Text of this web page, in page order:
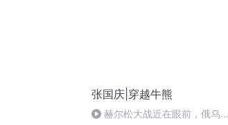
张国庆|穿越牛熊
赫尔松大战近在眼前，俄乌冲